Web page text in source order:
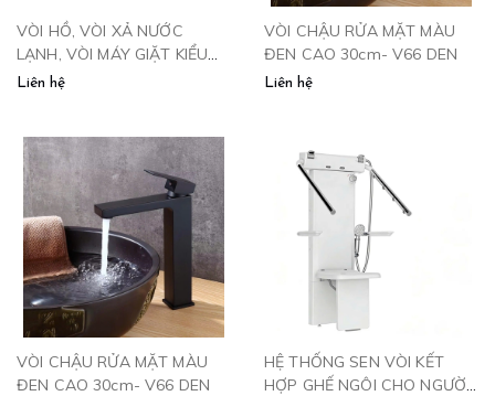
VÒI HỒ, VÒI XẢ NƯỚC
LẠNH, VÒI MÁY GIẶT KIỂU
ĐỒNG CỔ - V111
Liên hệ
VÒI CHẬU RỬA MẶT MÀU
ĐEN CAO 30cm- V66 DEN
Liên hệ
VÒI CHẬU RỬA MẶT MÀU
ĐEN CAO 30cm- V66 DEN
HỆ THỐNG SEN VÒI KẾT
HỢP GHẾ NGÔI CHO NGƯỜI